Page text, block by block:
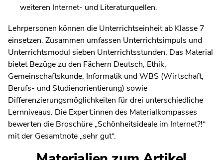
weiteren Internet- und Literaturquellen.
Lehrpersonen können die Unterrichtseinheit ab Klasse 7
einsetzen. Zusammen umfassen Unterrichtsimpuls und
Unterrichtsmodul sieben Unterrichtsstunden. Das Material
bietet Bezüge zu den Fächern Deutsch, Ethik,
Gemeinschaftskunde, Informatik und WBS (Wirtschaft,
Berufs- und Studienorientierung) sowie
Differenzierungsmöglichkeiten für drei unterschiedliche
Lernniveaus. Die Expert:innen des Materialkompasses
bewerten die Broschüre „Schönheitsideale im Internet?!“
mit der Gesamtnote „sehr gut“.